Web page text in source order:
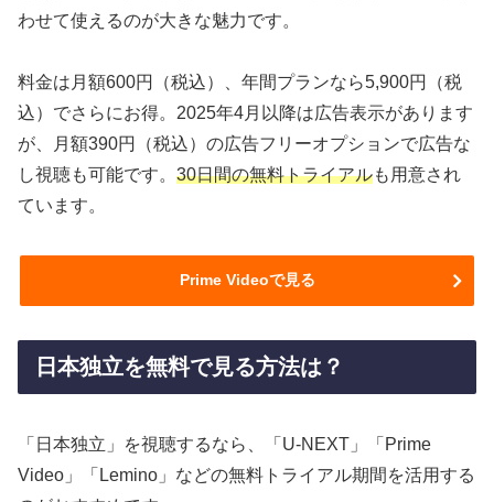
わせて使えるのが大きな魅力です。
料金は月額600円（税込）、年間プランなら5,900円（税
込）でさらにお得。2025年4月以降は広告表示があります
が、月額390円（税込）の広告フリーオプションで広告な
し視聴も可能です。 30日間の無料トライアルも用意され
ています。
Prime Videoで見る
日本独立を無料で見る方法は？
「日本独立」を視聴するなら、「U-NEXT」「Prime
Video」「Lemino」などの無料トライアル期間を活用する